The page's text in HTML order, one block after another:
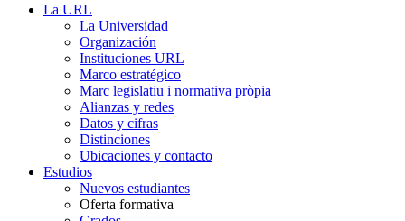
La URL
La Universidad
Organización
Instituciones URL
Marco estratégico
Marc legislatiu i normativa pròpia
Alianzas y redes
Datos y cifras
Distinciones
Ubicaciones y contacto
Estudios
Nuevos estudiantes
Oferta formativa